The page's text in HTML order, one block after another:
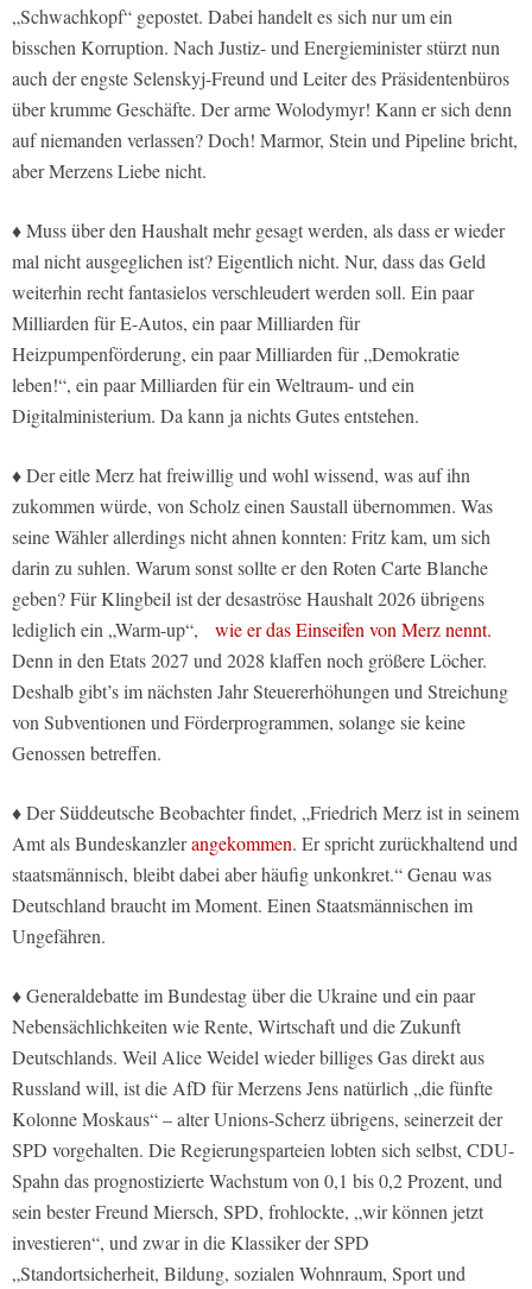
„Schwachkopf“ gepostet. Dabei handelt es sich nur um ein
bisschen Korruption. Nach Justiz- und Energieminister stürzt nun
auch der engste Selenskyj-Freund und Leiter des Präsidentenbüros
über krumme Geschäfte. Der arme Wolodymyr! Kann er sich denn
auf niemanden verlassen? Doch! Marmor, Stein und Pipeline bricht,
aber Merzens Liebe nicht.
♦ Muss über den Haushalt mehr gesagt werden, als dass er wieder
mal nicht ausgeglichen ist? Eigentlich nicht. Nur, dass das Geld
weiterhin recht fantasielos verschleudert werden soll. Ein paar
Milliarden für E-Autos, ein paar Milliarden für
Heizpumpenförderung, ein paar Milliarden für „Demokratie
leben!“, ein paar Milliarden für ein Weltraum- und ein
Digitalministerium. Da kann ja nichts Gutes entstehen.
♦ Der eitle Merz hat freiwillig und wohl wissend, was auf ihn
zukommen würde, von Scholz einen Saustall übernommen. Was
seine Wähler allerdings nicht ahnen konnten: Fritz kam, um sich
darin zu suhlen. Warum sonst sollte er den Roten Carte Blanche
geben? Für Klingbeil ist der desaströse Haushalt 2026 übrigens
lediglich ein „Warm-up“, wie er das Einseifen von Merz nennt.
Denn in den Etats 2027 und 2028 klaffen noch größere Löcher.
Deshalb gibt’s im nächsten Jahr Steuererhöhungen und Streichung
von Subventionen und Förderprogrammen, solange sie keine
Genossen betreffen.
♦ Der Süddeutsche Beobachter findet, „Friedrich Merz ist in seinem
Amt als Bundeskanzlerangekommen. Er spricht zurückhaltend und
staatsmännisch, bleibt dabei aber häufig unkonkret.“ Genau was
Deutschland braucht im Moment. Einen Staatsmännischen im
Ungefähren.
♦ Generaldebatte im Bundestag über die Ukraine und ein paar
Nebensächlichkeiten wie Rente, Wirtschaft und die Zukunft
Deutschlands. Weil Alice Weidel wieder billiges Gas direkt aus
Russland will, ist die AfD für Merzens Jens natürlich „die fünfte
Kolonne Moskaus“ – alter Unions-Scherz übrigens, seinerzeit der
SPD vorgehalten. Die Regierungsparteien lobten sich selbst, CDU-
Spahn das prognostizierte Wachstum von 0,1 bis 0,2 Prozent, und
sein bester Freund Miersch, SPD, frohlockte, „wir können jetzt
investieren“, und zwar in die Klassiker der SPD
„Standortsicherheit, Bildung, sozialen Wohnraum, Sport und